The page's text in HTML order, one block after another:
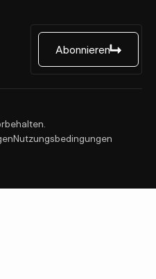
Abonnieren
Abonnieren
Nutzungsbedingungen